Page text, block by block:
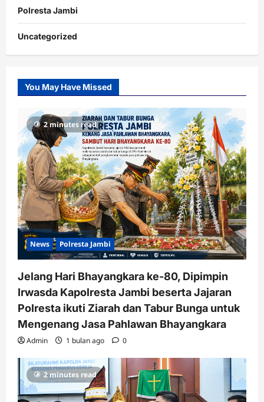
Polresta Jambi
Uncategorized
You May Have Missed
2 minutes read
News Polresta Jambi
Jelang Hari Bhayangkara ke-80, Dipimpin
Irwasda Kapolresta Jambi beserta Jajaran
Polresta ikuti Ziarah dan Tabur Bunga untuk
Mengenang Jasa Pahlawan Bhayangkara
Admin 1 bulan ago 0
2 minutes read